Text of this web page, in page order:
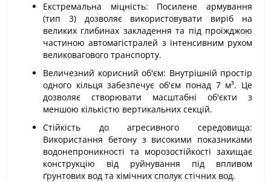
Екстремальна міцність: Посилене армування
(тип 3) дозволяє використовувати виріб на
великих глибинах закладення та під проїжджою
частиною автомагістралей з інтенсивним рухом
великовагового транспорту.
Величезний корисний об'єм: Внутрішній простір
одного кільця забезпечує об'єм понад 7 м³. Це
дозволяє створювати масштабні об'єкти з
меншою кількістю вертикальних секцій.
Стійкість до агресивного середовища:
Використання бетону з високими показниками
водонепроникності та морозостійкості захищає
конструкцію від руйнування під впливом
ґрунтових вод та хімічних сполук стічних вод.